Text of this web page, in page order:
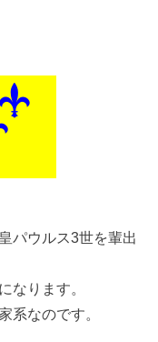
パウルス3世を輩出
なります。
系なのです。